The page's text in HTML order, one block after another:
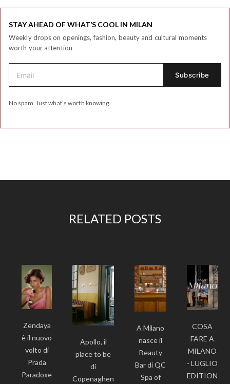
STAY AHEAD OF WHAT’S COOL IN MILAN
Weekly drops on openings, fashion, beauty and cultural moments
worth your attention
No spam. Just what’s worth knowing.
RELATED POSTS
Zendaya
è il nuovo
volto di
Prada
Paradoxe
Apollo, il
place to be
di
Copenaghen
A Milano
nasce il
Beauty
Bar di QC
Spa of
COSA
FARE A
MILANO
- LUGLIO
EDITION